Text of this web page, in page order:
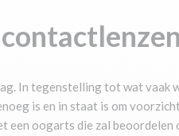
In tegenstelling tot wat vaak
is en in staat is om
oogarts die zal